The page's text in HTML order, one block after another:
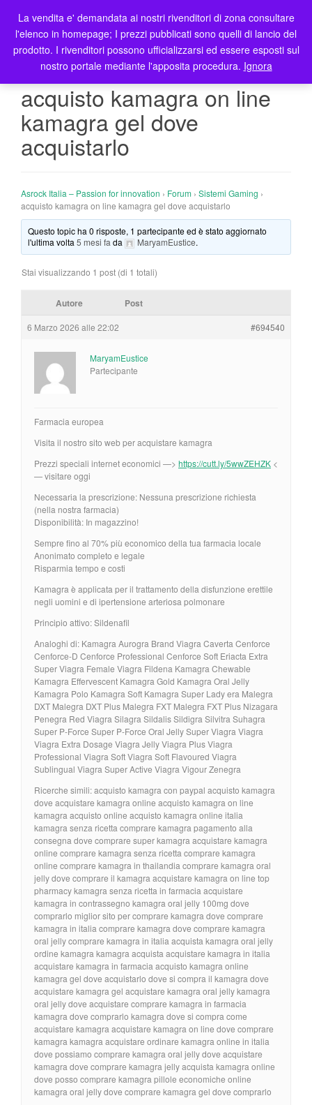
T
o
g
l
n
acquisto kamagra on line
kamagra gel dove
acquistarlo
Asrock Italia – Passion for innovation › Forum › Sistemi Gaming ›
acquisto kamagra on line kamagra gel dove acquistarlo
Questo topic ha 0 risposte, 1 partecipante ed è stato aggiornato
l'ultima volta5 mesi fa da MaryamEustice.
Stai visualizzando 1 post (di 1 totali)
Autore Post
6 Marzo 2026 alle 22:02 #694540
MaryamEustice
Partecipante
Farmacia europea
Visita il nostro sito web per acquistare kamagra
Prezzi speciali internet economici —> https://cutt.ly/5wwZEHZK <
— visitare oggi
Necessaria la prescrizione: Nessuna prescrizione richiesta
(nella nostra farmacia)
Disponibilità: In magazzino!
Sempre fino al 70% più economico della tua farmacia locale
Anonimato completo e legale
Risparmia tempo e costi
Kamagra è applicata per il trattamento della disfunzione erettile
negli uomini e di ipertensione arteriosa polmonare
Principio attivo: Sildenafil
Analoghi di: Kamagra Aurogra Brand Viagra Caverta Cenforce
Cenforce-D Cenforce Professional Cenforce Soft Eriacta Extra
Super Viagra Female Viagra Fildena Kamagra Chewable
Kamagra Effervescent Kamagra Gold Kamagra Oral Jelly
Kamagra Polo Kamagra Soft Kamagra Super Lady era Malegra
DXT Malegra DXT Plus Malegra FXT Malegra FXT Plus Nizagara
Penegra Red Viagra Silagra Sildalis Sildigra Silvitra Suhagra
Super P-Force Super P-Force Oral Jelly Super Viagra Viagra
Viagra Extra Dosage Viagra Jelly Viagra Plus Viagra
Professional Viagra Soft Viagra Soft Flavoured Viagra
Sublingual Viagra Super Active Viagra Vigour Zenegra
Ricerche simili: acquisto kamagra con paypal acquisto kamagra
dove acquistare kamagra online acquisto kamagra on line
kamagra acquisto online acquisto kamagra online italia
kamagra senza ricetta comprare kamagra pagamento alla
consegna dove comprare super kamagra acquistare kamagra
online comprare kamagra senza ricetta comprare kamagra
online comprare kamagra in thailandia comprare kamagra oral
jelly dove comprare il kamagra acquistare kamagra on line top
pharmacy kamagra senza ricetta in farmacia acquistare
kamagra in contrassegno kamagra oral jelly 100mg dove
comprarlo miglior sito per comprare kamagra dove comprare
kamagra in italia comprare kamagra dove comprare kamagra
oral jelly comprare kamagra in italia acquista kamagra oral jelly
ordine kamagra kamagra acquista acquistare kamagra in italia
acquistare kamagra in farmacia acquisto kamagra online
kamagra gel dove acquistarlo dove si compra il kamagra dove
acquistare kamagra gel acquistare kamagra oral jelly kamagra
oral jelly dove acquistare comprare kamagra in farmacia
kamagra dove comprarlo kamagra dove si compra come
acquistare kamagra acquistare kamagra on line dove comprare
kamagra kamagra acquistare ordinare kamagra online in italia
dove possiamo comprare kamagra oral jelly dove acquistare
kamagra dove comprare kamagra jelly acquista kamagra online
dove posso comprare kamagra pillole economiche online
kamagra oral jelly dove comprare kamagra gel dove comprarlo
La vendita e' demandata ai nostri rivenditori di zona consultare
l'elenco in homepage; I prezzi pubblicati sono quelli di lancio del
prodotto. I rivenditori possono ufficializzarsi ed essere esposti sul
nostro portale mediante l'apposita procedura. Ignora